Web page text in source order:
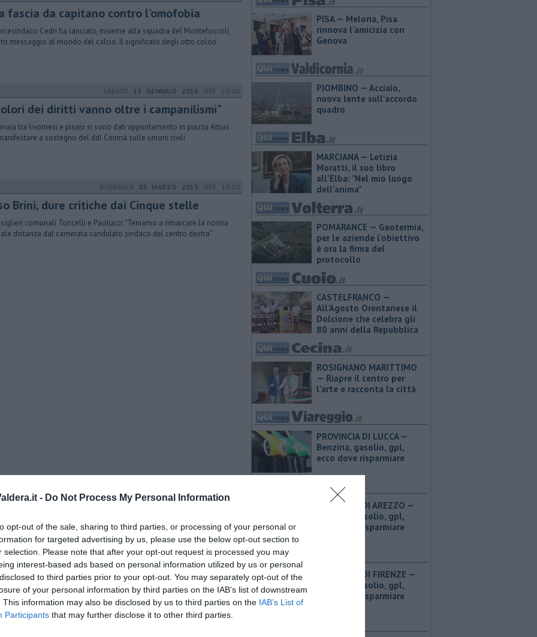
- Do Not Process My Personal Information
opt-out of the sale, sharing to third parties, or processing of your personal or
for targeted advertising by us, please use the below opt-out section to
selection. Please note that after your opt-out request is processed you may
interest-based ads based on personal information utilized by us or personal
to third parties prior to your opt-out. You may separately opt-out of the
of your personal information by third parties on the IAB’s list of downstream
This information may also be disclosed by us to third parties on the IAB’s List of
Participants that may further disclose it to other third parties.
fascia da capitano contro l'omofobia
Cedri ha lanciato, insieme alla squadra del Montefoscoli,
messaggio al mondo del calcio. Il significato degli otto colori
SABATO 23 GENNAIO 2016 ORE 20:00
dei diritti vanno oltre i campanilismi"
tra livornesi e pisani si sono dati appuntamento in piazza Attias
a sostegno del ddl Cirinnà sulle unioni civili
DOMENICA 03 MARZO 2019 ORE 10:10
Brini, dure critiche dai Cinque stelle
comunali Toncelli e Paolucci: "Teniamo a rimarcare la nostra
distanza dal camerata candidato sindaco del centro destra"
PISA — Meloria, Pisa
rinnova l'amicizia con
Genova
PIOMBINO — Acciaio,
nuova lente sull'accordo
quadro
MARCIANA — ​Letizia
Moratti, il suo libro
all’Elba: "Nel mio luogo
dell’anima"
POMARANCE — Geotermia,
per le aziende l'obiettivo
è ora la firma del
protocollo
CASTELFRANCO —
All'Agosto Orentanese il
Dolcione che celebra gli
80 anni della Repubblica
ROSIGNANO MARITTIMO
— Riapre il centro per
l'arte e racconta la città
PROVINCIA DI LUCCA — ​
Benzina, gasolio, gpl,
ecco dove risparmiare
PROVINCIA DI AREZZO — ​
Benzina, gasolio, gpl,
ecco dove risparmiare
PROVINCIA DI FIRENZE — ​
Benzina, gasolio, gpl,
ecco dove risparmiare